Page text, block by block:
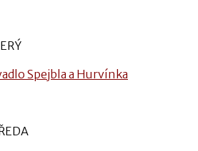
Spejbla a Hurvínka